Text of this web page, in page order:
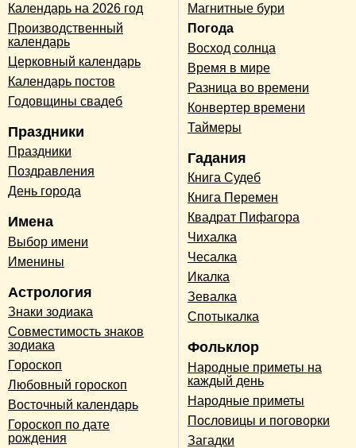
Календарь на 2026 год
Производственный
календарь
Церковный календарь
Календарь постов
Годовщины свадеб
Праздники
Праздники
Поздравления
День города
Имена
Выбор имени
Именины
Астрология
Знаки зодиака
Совместимость знаков
зодиака
Гороскоп
Любовный гороскоп
Восточный календарь
Гороскоп по дате
рождения
Магнитные бури
Погода
Восход солнца
Время в мире
Разница во времени
Конвертер времени
Таймеры
Гадания
Книга Судеб
Книга Перемен
Квадрат Пифагора
Чихалка
Чесалка
Икалка
Зевалка
Спотыкалка
Фольклор
Народные приметы на
каждый день
Народные приметы
Пословицы и поговорки
Загадки